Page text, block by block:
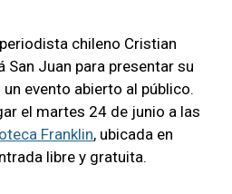
chileno Cristian
Juan para presentar su
evento abierto al público.
el martes 24 de junio a las
Franklin, ubicada en
libre y gratuita.